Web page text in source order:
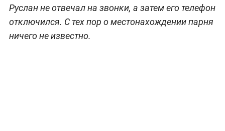
Руслан не отвечал на звонки, а затем его телефон
отключился. С тех пор о местонахождении парня
ничего не известно.